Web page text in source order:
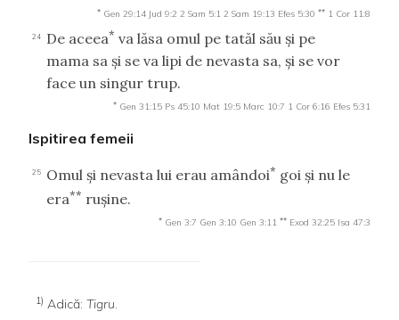
* Gen 29:14 Jud 9:2 2 Sam 5:1 2 Sam 19:13 Efes 5:30 ** 1 Cor 11:8
24 De aceea* va lăsa omul pe tatăl său şi pe
mama sa şi se va lipi de nevasta sa, şi se vor
face un singur trup.
* Gen 31:15 Ps 45:10 Mat 19:5 Marc 10:7 1 Cor 6:16 Efes 5:31
Ispitirea femeii
25 Omul şi nevasta lui erau amândoi* goi şi nu le
era** ruşine.
* Gen 3:7 Gen 3:10 Gen 3:11 ** Exod 32:25 Isa 47:3
1) Adică: Tigru.